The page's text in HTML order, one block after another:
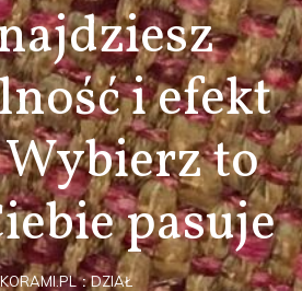
i efekt
to
pasuje
DZIAŁ